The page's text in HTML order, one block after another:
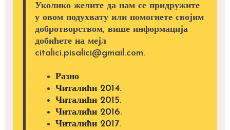
Уколико желите да нам се придружите
у овом подухвату или помогнете својим
добротворством, више информација
добићете на мејл
citalici.pisalici@gmail.com.
Разно
Читалићи 2014.
Читалићи 2015.
Читалићи 2016.
Читалићи 2017.